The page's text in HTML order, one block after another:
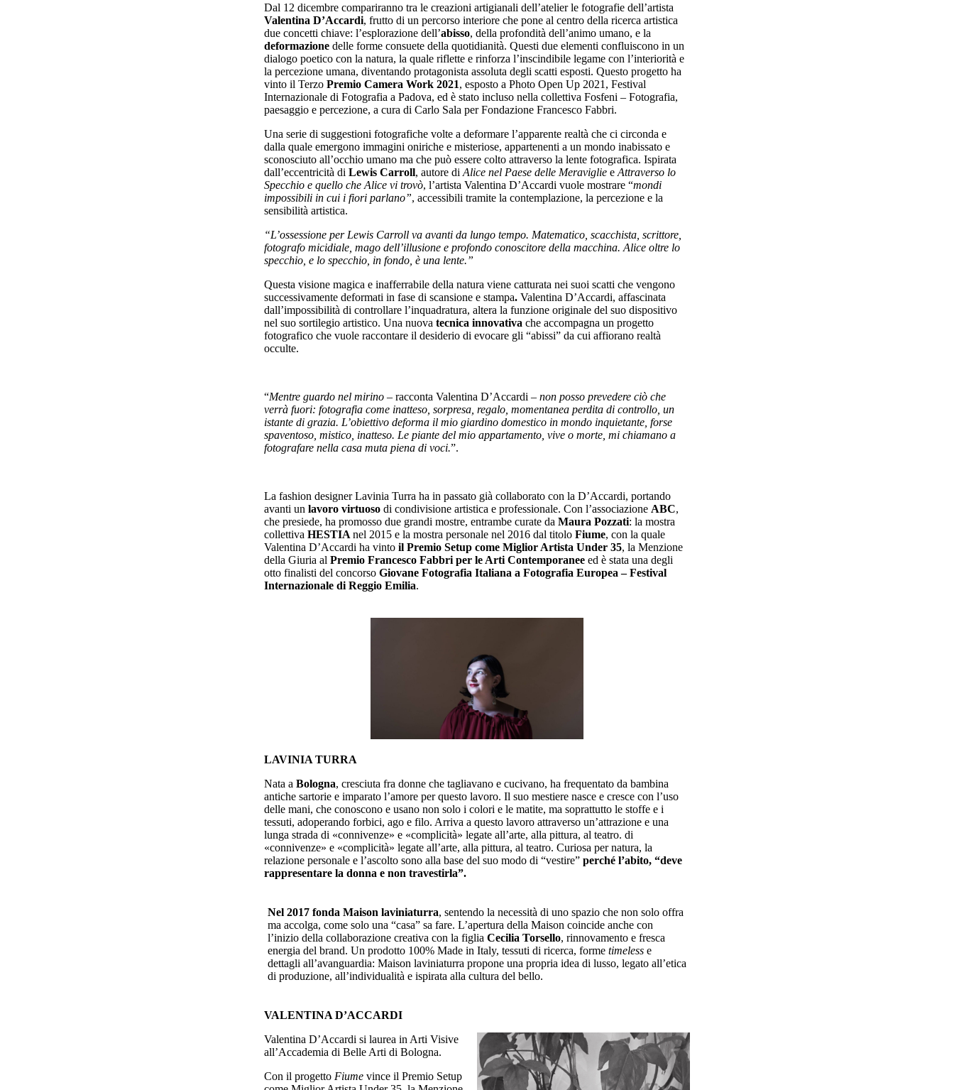
Dal 12 dicembre compariranno tra le creazioni artigianali dell’atelier le fotografie dell’artista
Valentina D’Accardi, frutto di un percorso interiore che pone al centro della ricerca artistica
due concetti chiave: l’esplorazione dell’abisso, della profondità dell’animo umano, e la
deformazione delle forme consuete della quotidianità. Questi due elementi confluiscono in un
dialogo poetico con la natura, la quale riflette e rinforza l’inscindibile legame con l’interiorità e
la percezione umana, diventando protagonista assoluta degli scatti esposti. Questo progetto ha
vinto il Terzo Premio Camera Work 2021, esposto a Photo Open Up 2021, Festival
Internazionale di Fotografia a Padova, ed è stato incluso nella collettiva Fosfeni – Fotografia,
paesaggio e percezione, a cura di Carlo Sala per Fondazione Francesco Fabbri.
Una serie di suggestioni fotografiche volte a deformare l’apparente realtà che ci circonda e
dalla quale emergono immagini oniriche e misteriose, appartenenti a un mondo inabissato e
sconosciuto all’occhio umano ma che può essere colto attraverso la lente fotografica. Ispirata
dall’eccentricità di Lewis Carroll, autore di Alice nel Paese delle Meraviglie e Attraverso lo
Specchio e quello che Alice vi trovò, l’artista Valentina D’Accardi vuole mostrare “mondi
impossibili in cui i fiori parlano”, accessibili tramite la contemplazione, la percezione e la
sensibilità artistica.
“L’ossessione per Lewis Carroll va avanti da lungo tempo. Matematico, scacchista, scrittore,
fotografo micidiale, mago dell’illusione e profondo conoscitore della macchina. Alice oltre lo
specchio, e lo specchio, in fondo, è una lente.”
Questa visione magica e inafferrabile della natura viene catturata nei suoi scatti che vengono
successivamente deformati in fase di scansione e stampa. Valentina D’Accardi, affascinata
dall’impossibilità di controllare l’inquadratura, altera la funzione originale del suo dispositivo
nel suo sortilegio artistico. Una nuova tecnica innovativa che accompagna un progetto
fotografico che vuole raccontare il desiderio di evocare gli “abissi” da cui affiorano realtà
occulte.
“Mentre guardo nel mirino – racconta Valentina D’Accardi – non posso prevedere ciò che
verrà fuori: fotografia come inatteso, sorpresa, regalo, momentanea perdita di controllo, un
istante di grazia. L’obiettivo deforma il mio giardino domestico in mondo inquietante, forse
spaventoso, mistico, inatteso. Le piante del mio appartamento, vive o morte , mi chiamano a
fotografare nella casa muta piena di voci.”.
La fashion designer Lavinia Turra ha in passato già collaborato con la D’Accardi, portando
avanti un lavoro virtuoso di condivisione artistica e professionale. Con l’associazione ABC,
che presiede, ha promosso due grandi mostre, entrambe curate da Maura Pozzati: la mostra
collettiva HESTIA nel 2015 e la mostra personale nel 2016 dal titolo Fiume, con la quale
Valentina D’Accardi ha vinto il Premio Setup come Miglior Artista Under 35, la Menzione
della Giuria al Premio Francesco Fabbri per le Arti Contemporanee ed è stata una degli
otto finalisti del concorso Giovane Fotografia Italiana a Fotografia Europea – Festival
Internazionale di Reggio Emilia.
LAVINIA TURRA
Nata a Bologna, cresciuta fra donne che tagliavano e cucivano, ha frequentato da bambina
antiche sartorie e imparato l’amore per questo lavoro. Il suo mestiere nasce e cresce con l’uso
delle mani, che conoscono e usano non solo i colori e le matite, ma soprattutto le stoffe e i
tessuti, adoperando forbici, ago e filo. Arriva a questo lavoro attraverso un’attrazione e una
lunga strada di «connivenze» e «complicità» legate all’arte, alla pittura, al teatro. di
«connivenze» e «complicità» legate all’arte, alla pittura, al teatro. Curiosa per natura, la
relazione personale e l’ascolto sono alla base del suo modo di “vestire” perché l’abito, “deve
rappresentare la donna e non travestirla”.
Nel 2017 fonda Maison laviniaturra, sentendo la necessità di uno spazio che non solo offra
ma accolga, come solo una “casa” sa fare. L’apertura della Maison coincide anche con
l’inizio della collaborazione creativa con la figlia Cecilia Torsello, rinnovamento e fresca
energia del brand. Un prodotto 100% Made in Italy, tessuti di ricerca, forme timeless e
dettagli all’avanguardia: Maison laviniaturra propone una propria idea di lusso, legato all’etica
di produzione, all’individualità e ispirata alla cultura del bello.
VALENTINA D’ACCARDI
Valentina D’Accardi si laurea in Arti Visive
all’Accademia di Belle Arti di Bologna.
Con il progetto Fiume vince il Premio Setup